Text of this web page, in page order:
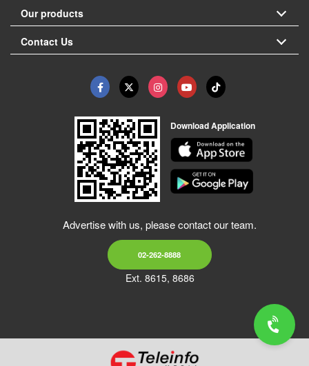
Our products
Contact Us
Download Application
Advertise with us, please contact our team.
02-262-8888
Ext. 8615, 8686